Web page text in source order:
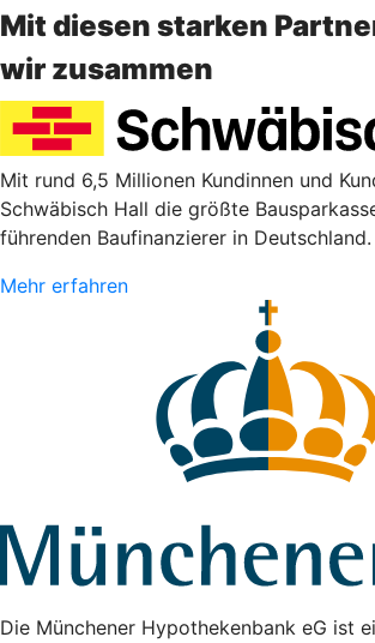
Mit diesen starken
wir zusammen
Mit rund 6,5 Millionen Kundinnen und
Schwäbisch Hall die größte
führenden Baufinanzierer in Deutschland.
Mehr erfahren
Die Münchener Hypothekenbank eG ist